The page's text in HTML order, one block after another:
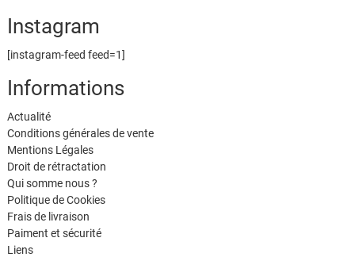
Instagram
[instagram-feed feed=1]
Informations
Actualité
Conditions générales de vente
Mentions Légales
Droit de rétractation
Qui somme nous ?
Politique de Cookies
Frais de livraison
Paiment et sécurité
Liens